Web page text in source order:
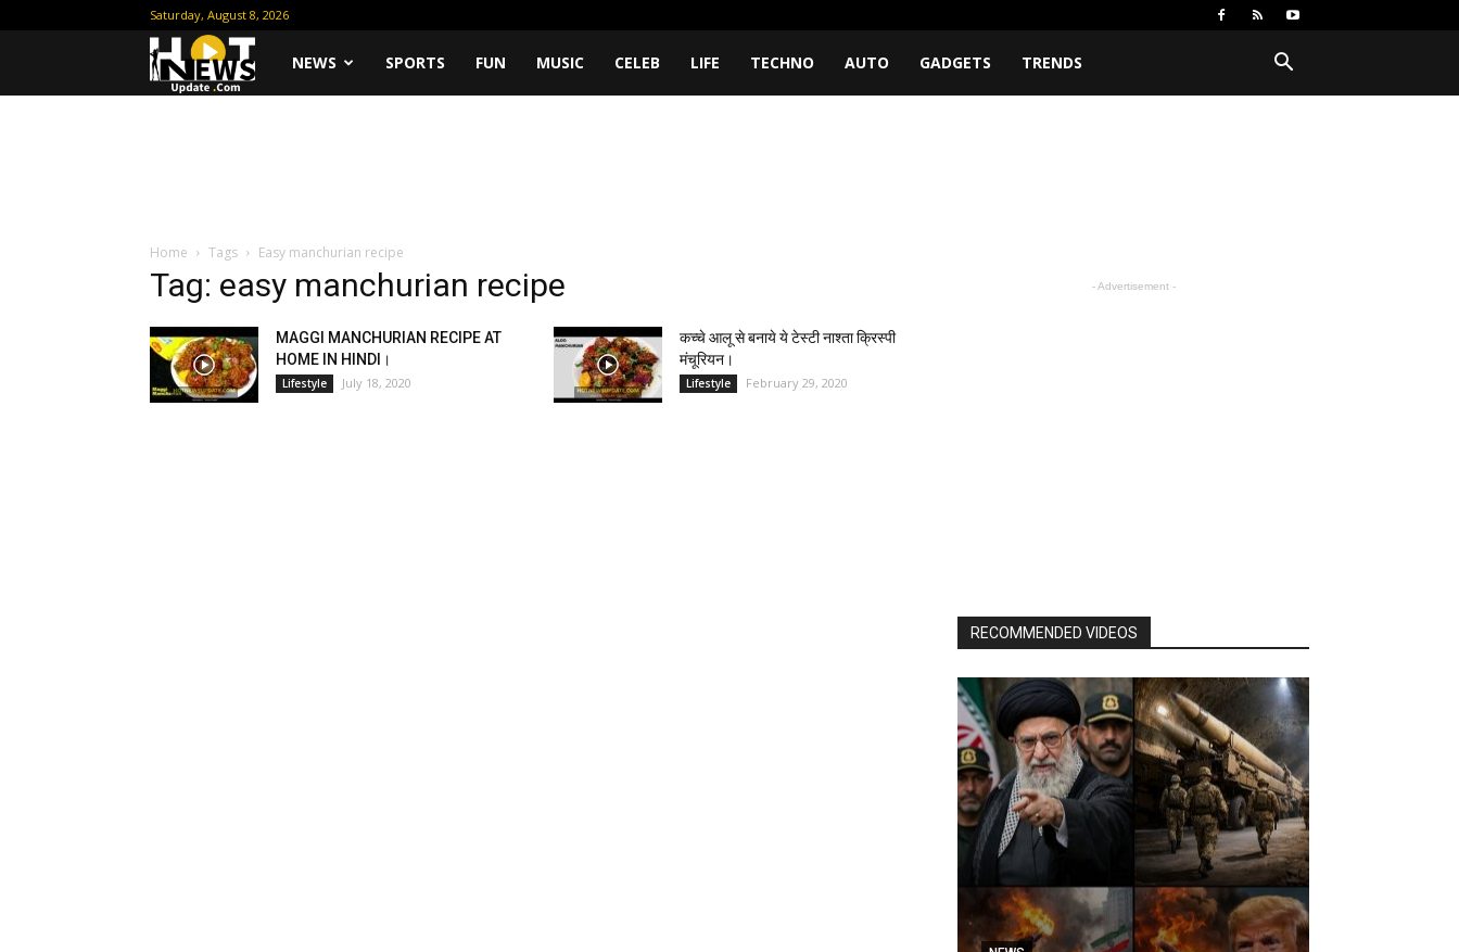
Saturday, August 8, 2026
HotNEWS SPORTS FUN MUSIC CELEB LIFE TECHNO AUTO GADGETS TRENDS
Home Tags Easy manchurian recipe
Tag: easy manchurian recipe
MAGGI MANCHURIAN RECIPE AT
HOME IN HINDI।
Lifestyle July 18, 2020
कच्चे आलू से बनाये ये टेस्टी नाश्ता क्रिस्पी
मंचूरियन।
Lifestyle February 29, 2020
- Advertisement -
RECOMMENDED VIDEOS